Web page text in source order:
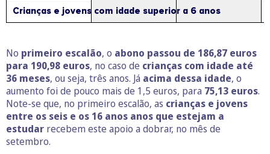
Crianças e jovens com idade superior a 6 anos
No primeiro escalão, o abono passou de 186,87 euros
para 190,98 euros, no caso de crianças com idade até
36 meses, ou seja, três anos. Já acima dessa idade, o
aumento foi de pouco mais de 1,5 euros, para 75,13 euros.
Note-se que, no primeiro escalão, as crianças e jovens
entre os seis e os 16 anos anos que estejam a
estudar recebem este apoio a dobrar, no mês de
setembro.